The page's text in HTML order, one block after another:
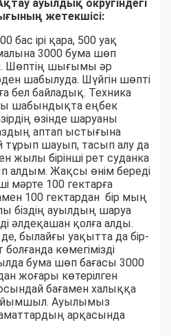
ауылдық округіндегі
жетекшісі:
бас ірі қара, 500 уақ
3000 бума шөп
Шөптің шығымы әр
шабылуда. Шүйгін шөпті
бел байладық. Техника
шабындықта еңбек
өзінде шаруаны
аптап ыстығына
тұрып шауып, тасып алу да
жылы бірінші рет суданка
алдым. Жақсы өнім береді
мәрте 100 гектарға
100 гектардан бір мың
біздің ауылдың шаруа
әлдеқашан қолға алды.
де, былайғы уақытта да бір-
болғанда көмегімізді
бума шөп бағасы 3000
жоғары көтерілген
бағамен халыққа
Ауылымыз
арқасында